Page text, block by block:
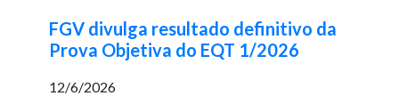
FGV divulga resultado definitivo da
Prova Objetiva do EQT 1/2026
12/6/2026